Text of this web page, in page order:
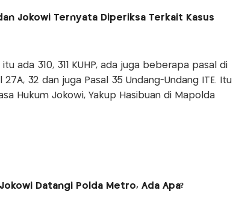
Jokowi Ternyata Diperiksa Terkait Kasus
ada 310, 311 KUHP, ada juga beberapa pasal di
27A, 32 dan juga Pasal 35 Undang-Undang ITE. Itu
Hukum Jokowi, Yakup Hasibuan di Mapolda
Datangi Polda Metro, Ada Apa?